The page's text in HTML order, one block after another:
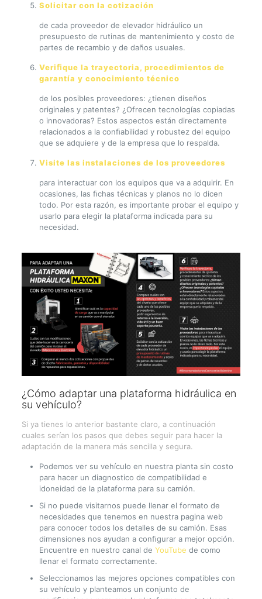
Solicitar con la cotización
de cada proveedor de elevador hidráulico un
presupuesto de rutinas de mantenimiento y costo de
partes de recambio y de daños usuales.
Veriﬁque la trayectoria, procedimientos de
garantía y conocimiento técnico
de los posibles proveedores: ¿tienen diseños
originales y patentes? ¿Ofrecen tecnologías copiadas
o innovadoras? Estos aspectos están directamente
relacionados a la conﬁabilidad y robustez del equipo
que se adquiere y de la empresa que lo respalda.
Visite las instalaciones de los proveedores
para interactuar con los equipos que va a adquirir. En
ocasiones, las ﬁchas técnicas y planos no lo dicen
todo. Por esta razón, es importante probar el equipo y
usarlo para elegir la plataforma indicada para su
necesidad.
¿Cómo adaptar una plataforma hidráulica en
su vehículo?
Si ya tienes lo anterior bastante claro, a continuación
cuales serían los pasos que debes seguir para hacer la
adaptación de la manera más sencilla y segura.
Podemos ver su vehículo en nuestra planta sin costo
para hacer un diagnostico de compatibilidad e
idoneidad de la plataforma para su camión.
Si no puede visitarnos puede llenar el formato de
necesidades que tenemos en nuestra pagina web
para conocer todos los detalles de su camión. Esas
dimensiones nos ayudan a conﬁgurar a mejor opción.
Encuentre en nuestro canal de YouTube de como
llenar el formato correctamente.
Seleccionamos las mejores opciones compatibles con
su vehículo y planteamos un conjunto de